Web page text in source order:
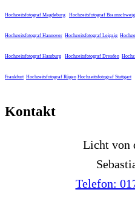
Hochzeitsfotograf Magdeburg Hochzeitsfotograf Braunschweig
Hochzeitsfotograf Hannover Hochzeitsfotograf Leipzig
Hochzeitsfotograf Hamburg Hochzeitsfotograf Dresden
Frankfurt Hochzeitsfotograf Rügen Hochzeitsfotograf Stuttgart
Kontakt
Licht von
Telefon: